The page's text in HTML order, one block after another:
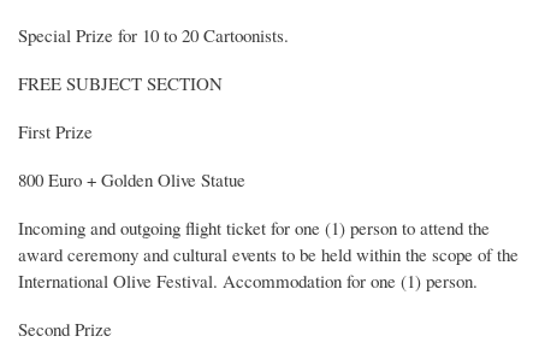
Special Prize for 10 to 20 Cartoonists.
FREE SUBJECT SECTION
First Prize
800 Euro + Golden Olive Statue
Incoming and outgoing flight ticket for one (1) person to attend the
award ceremony and cultural events to be held within the scope of the
International Olive Festival. Accommodation for one (1) person.
Second Prize